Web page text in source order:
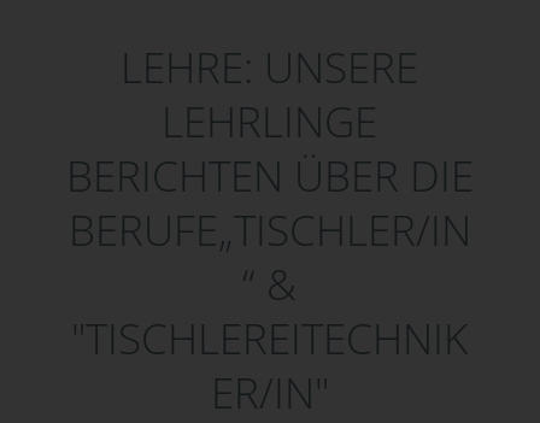
LEHRE: UNSERE
LEHRLINGE
BERICHTEN ÜBER DIE
BERUFE„TISCHLER/IN
“ &
"TISCHLEREITECHNIK
ER/IN"